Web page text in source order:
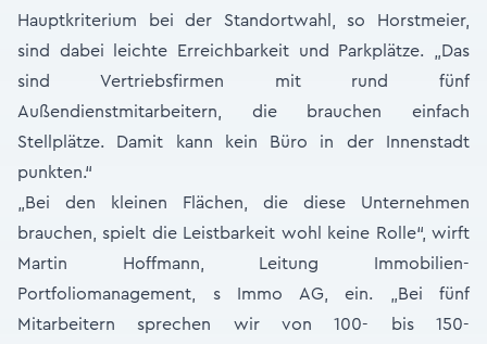
Hauptkriterium bei der Standortwahl, so Horstmeier,
sind dabei leichte Erreichbarkeit und Parkplätze. „Das
sind Vertriebsfirmen mit rund fünf
Außendienstmitarbeitern, die brauchen einfach
Stellplätze. Damit kann kein Büro in der Innenstadt
punkten.“
„Bei den kleinen Flächen, die diese Unternehmen
brauchen, spielt die Leistbarkeit wohl keine Rolle“, wirft
Martin Hoffmann, Leitung Immobilien-
Portfoliomanagement, s Immo AG, ein. „Bei fünf
Mitarbeitern sprechen wir von 100- bis 150-